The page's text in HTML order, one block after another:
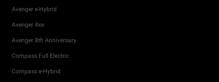
Avenger e-Hybrid
Avenger 4xe
Avenger 8th Anniversary
Compass Full Electric
Compass e-Hybrid